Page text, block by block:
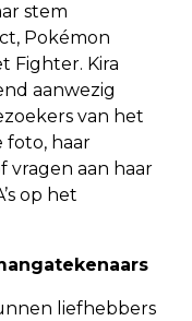
stem
Pokémon
Fighter. Kira
aanwezig
van het
foto, haar
vragen aan haar
op het
liefhebbers